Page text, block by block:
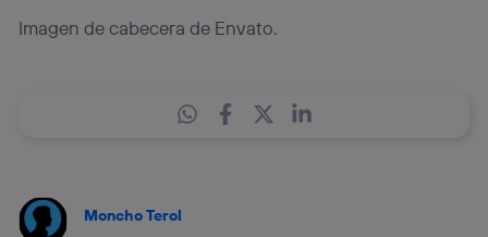
Imagen de cabecera de Envato.
Moncho Terol